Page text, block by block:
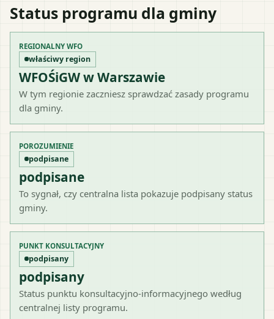
Status programu dla gminy
REGIONALNY WFO
właściwy region
WFOŚiGW w Warszawie
W tym regionie zaczniesz sprawdzać zasady programu
dla gminy.
POROZUMIENIE
podpisane
podpisane
To sygnał, czy centralna lista pokazuje podpisany status
gminy.
PUNKT KONSULTACYJNY
podpisany
podpisany
Status punktu konsultacyjno-informacyjnego według
centralnej listy programu.